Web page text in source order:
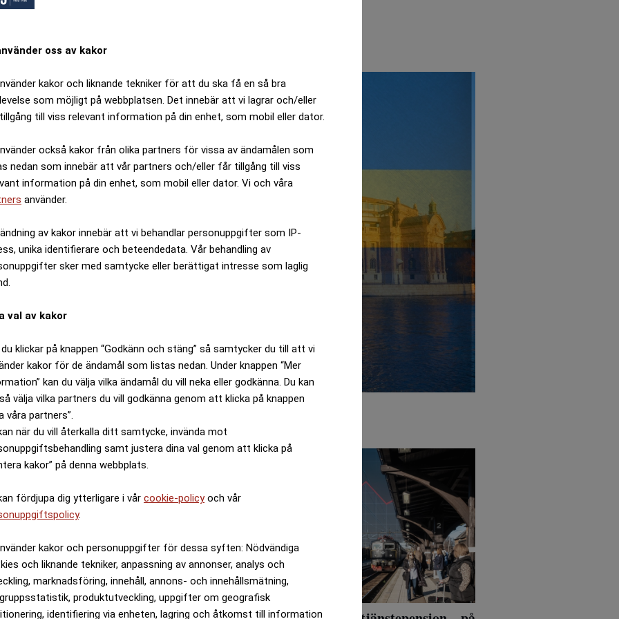
oss av kakor
kakor och liknande tekniker för att du ska få en så bra
som möjligt på webbplatsen. Det innebär att vi lagrar och/eller
till viss relevant information på din enhet, som mobil eller dator.
också kakor från olika partners för vissa av ändamålen som
nedan som innebär att vår partners och/eller får tillgång till viss
information på din enhet, som mobil eller dator. Vi och våra
använder.
av kakor innebär att vi behandlar personuppgifter som IP-
unika identifierare och beteendedata. Vår behandling av
sker med samtycke eller berättigat intresse som laglig
val av kakor
klickar på knappen “Godkänn och stäng” så samtycker du till att vi
kakor för de ändamål som listas nedan. Under knappen “Mer
kan du välja vilka ändamål du vill neka eller godkänna. Du kan
välja vilka partners du vill godkänna genom att klicka på knappen
våra partners”.
när du vill återkalla ditt samtycke, invända mot
samt justera dina val genom att klicka på
kakor” på denna webbplats.
fördjupa dig ytterligare i vår cookie-policyoch vår
.
kakor och personuppgifter för dessa syften: Nödvändiga
och liknande tekniker, anpassning av annonser, analys och
marknadsföring, innehåll, annons- och innehållsmätning,
produktutveckling, uppgifter om geografisk
identifiering via enheten, lagring och åtkomst till information
statens stora arvstvist